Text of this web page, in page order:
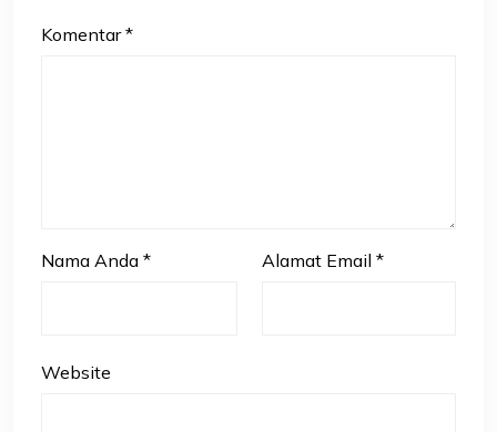
Komentar *
Nama Anda * Alamat Email *
Website